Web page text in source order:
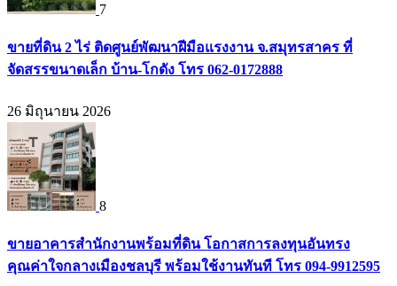
7
ขายที่ดิน 2 ไร่ ติดศูนย์พัฒนาฝีมือแรงงาน จ.สมุทรสาคร ที่
จัดสรรขนาดเล็ก บ้าน-โกดัง โทร 062-0172888
26 มิถุนายน 2026
8
ขายอาคารสำนักงานพร้อมที่ดิน โอกาสการลงทุนอันทรง
คุณค่าใจกลางเมืองชลบุรี พร้อมใช้งานทันที โทร 094-9912595